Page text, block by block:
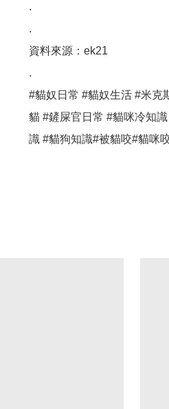
.
.
資料來源：ek21
.
#貓奴日常 #貓奴生活 #米克
貓 #鏟屎官日常 #貓咪冷知
識 #貓狗知識#被貓咬#貓咪